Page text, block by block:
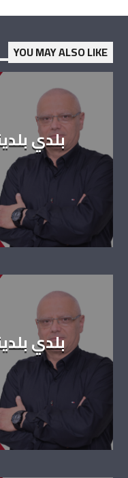
YOU MAY ALSO LIKE
بلدي
بلدي